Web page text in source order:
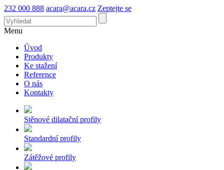
232 000 888 acara@acara.cz Zeptejte se
Menu
Úvod
Produkty
Ke stažení
Reference
O nás
Kontakty
Stěnové dilatační profily
Standardní profily
Zátěžové profily